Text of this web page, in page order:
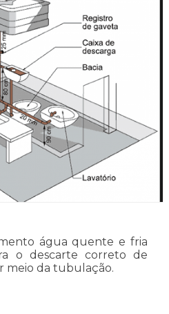
água quente e fria
o descarte correto de
meio da tubulação.